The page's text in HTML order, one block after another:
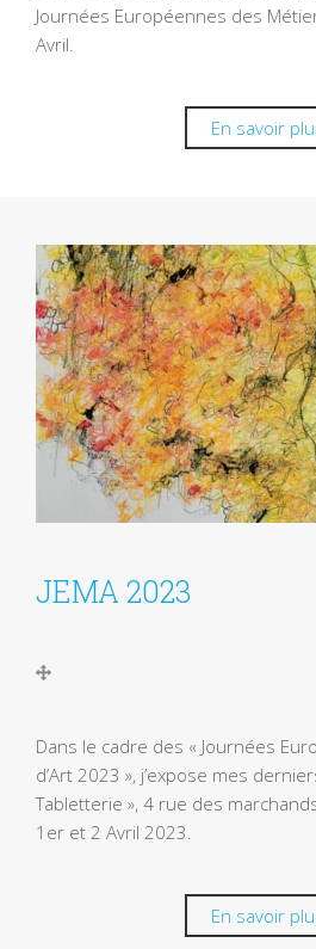
Journées Européennes des
Avril.
En savoir
JEMA 2023
Dans le cadre des « Journées
d’Art 2023 », j’expose mes
Tabletterie », 4 rue des
1er et 2 Avril 2023.
En savoir